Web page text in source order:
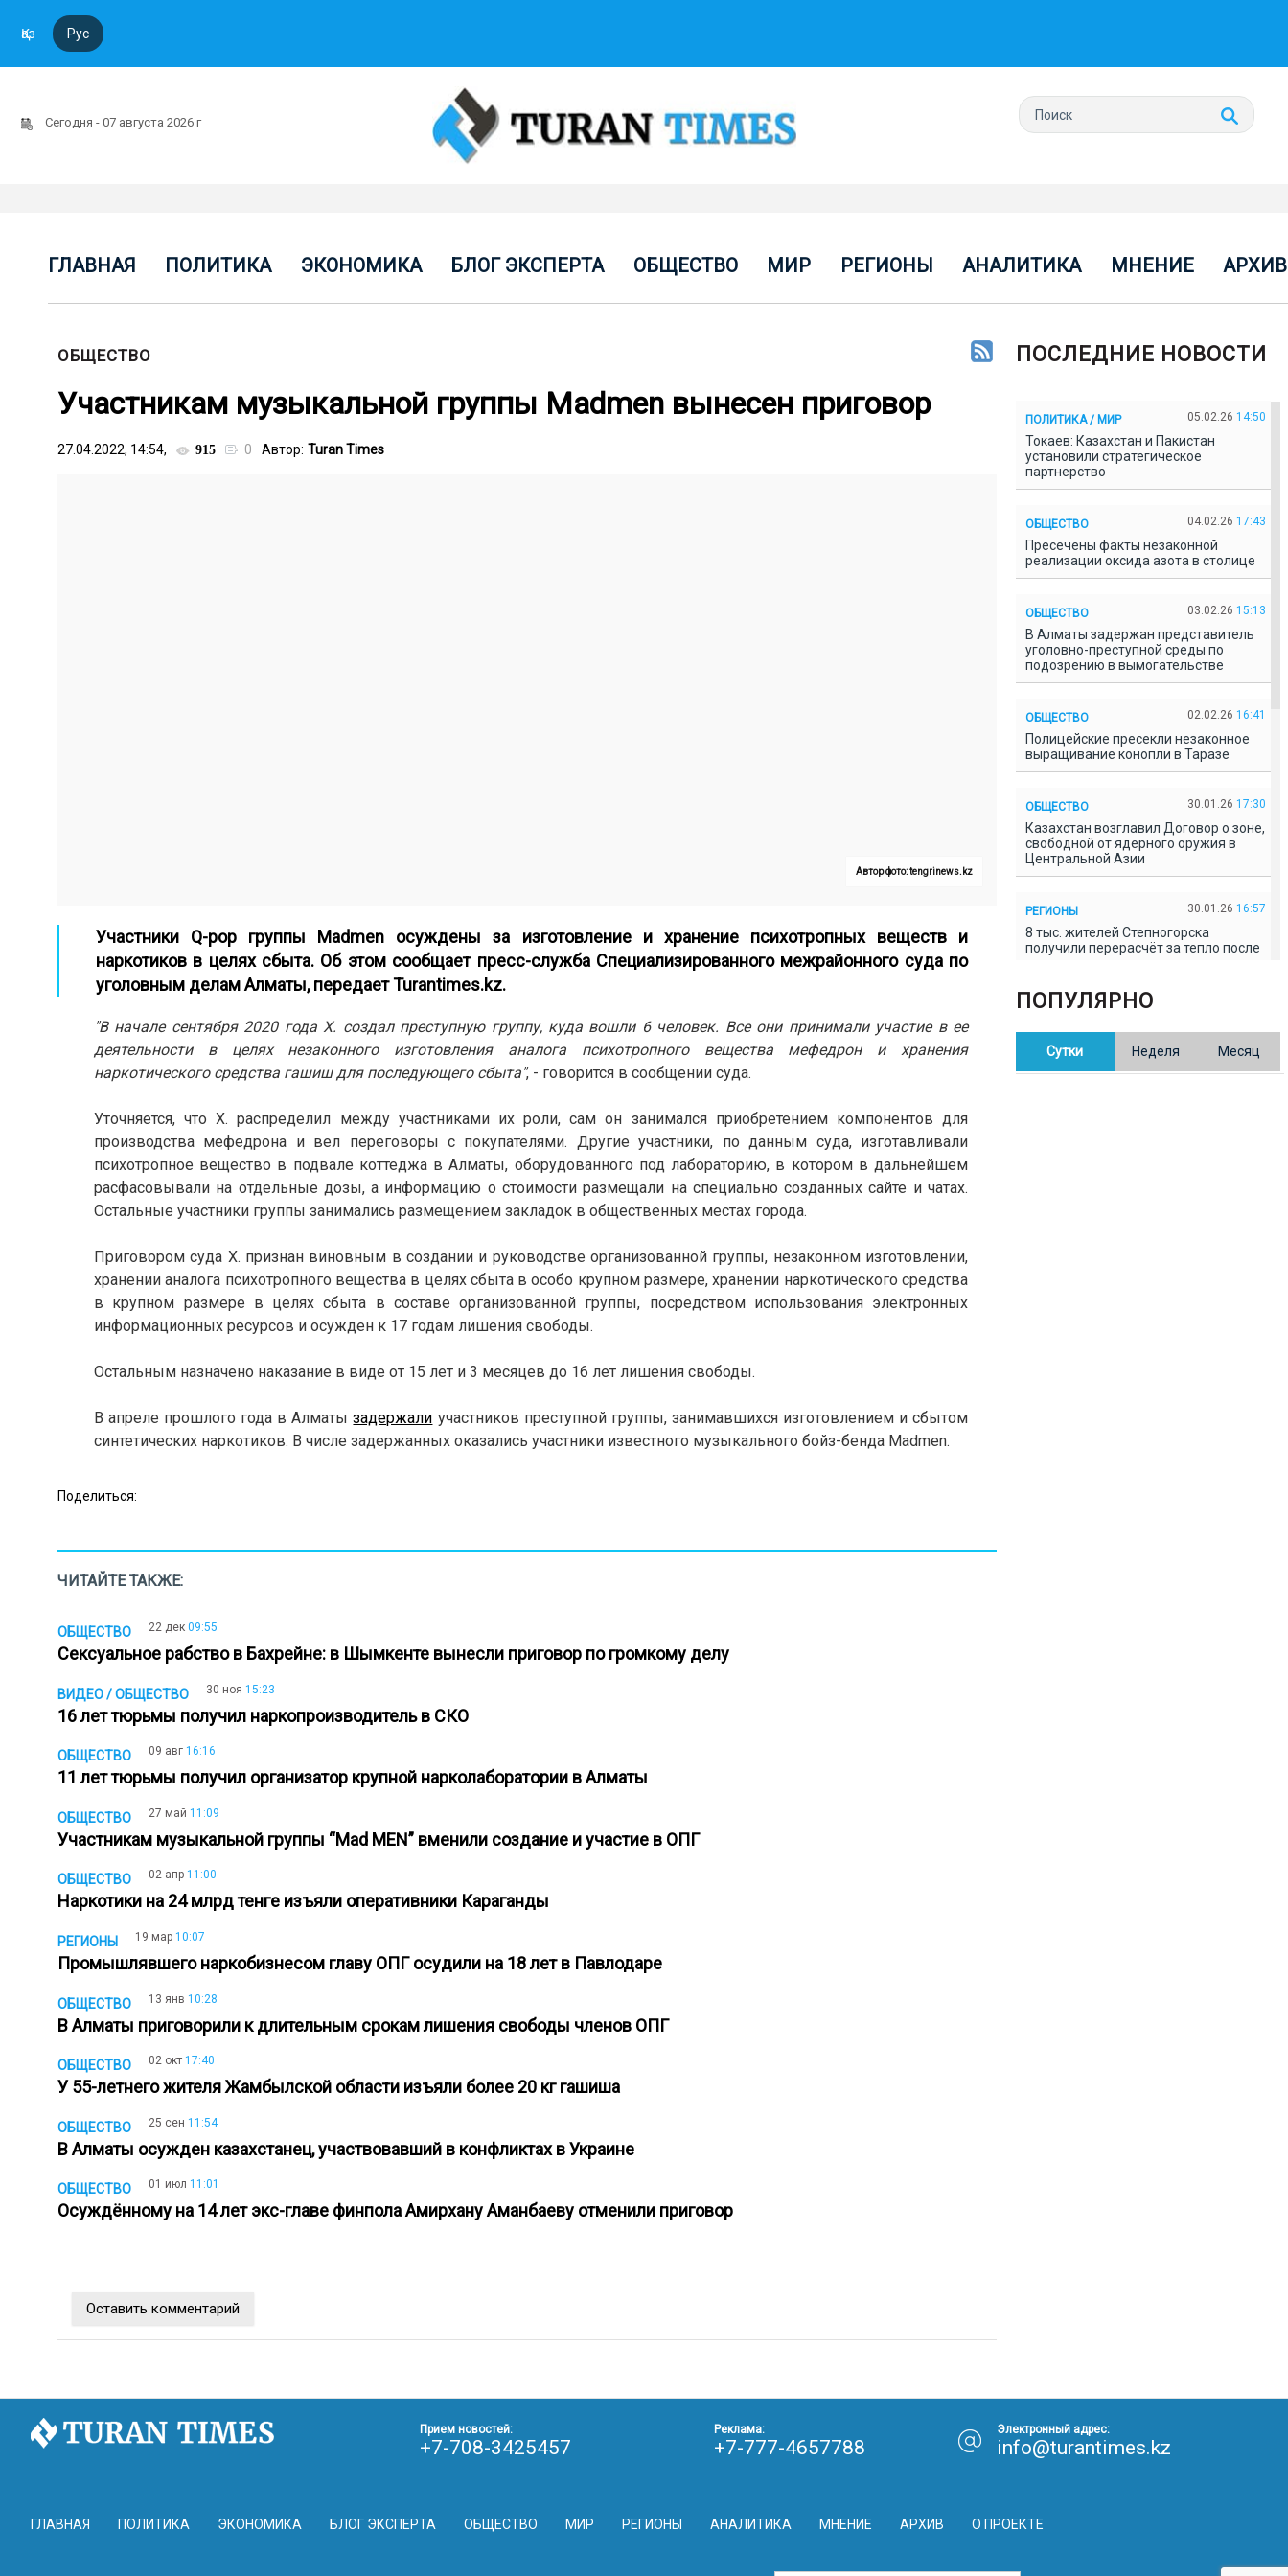
Қаз Рус
Сегодня - 07 августа 2026 г
ГЛАВНАЯ ПОЛИТИКА ЭКОНОМИКА БЛОГ ЭКСПЕРТА ОБЩЕСТВО МИР РЕГИОНЫ АНАЛИТИКА МНЕНИЕ АРХИВ
ОБЩЕСТВО
Участникам музыкальной группы Madmen вынесен приговор
27.04.2022, 14:54, 915 0 Автор: Turan Times
Автор фото: tengrinews.kz
Участники Q-pop группы Madmen осуждены за изготовление и хранение психотропных веществ и
наркотиков в целях сбыта. Об этом сообщает пресс-служба Специализированного межрайонного суда по
уголовным делам Алматы, передаетTurantimes.kz.
"В начале сентября 2020 года Х. создал преступную группу, куда вошли 6 человек. Все они принимали участие в ее
деятельности в целях незаконного изготовления аналога психотропного вещества мефедрон и хранения
наркотического средства гашиш для последующего сбыта", - говорится в сообщении суда.
Уточняется, чтоХ. распределил между участниками их роли, сам он занимался приобретением компонентов для
производства мефедрона и вел переговоры с покупателями. Другие участники, по данным суда, изготавливали
психотропное вещество в подвале коттеджа в Алматы, оборудованного под лабораторию, в котором в дальнейшем
расфасовывали на отдельные дозы, а информацию о стоимости размещали на специально созданных сайте и чатах.
Остальные участники группы занимались размещением закладок в общественных местах города.
Приговором суда Х. признан виновным в создании и руководстве организованной группы, незаконном изготовлении,
хранении аналога психотропного вещества в целях сбыта в особо крупном размере, хранении наркотического средства
в крупном размере в целях сбыта в составе организованной группы, посредством использования электронных
информационных ресурсов и осужден к 17 годам лишения свободы.
Остальным назначено наказание в виде от 15 лет и 3 месяцев до 16 лет лишения свободы.
В апреле прошлого года в Алматызадержали участников преступной группы, занимавшихся изготовлением и сбытом
синтетических наркотиков. В числе задержанных оказались участники известного музыкального бойз-бенда Madmen.
Поделиться:
ЧИТАЙТЕ ТАКЖЕ:
ОБЩЕСТВО 22 дек 09:55
Сексуальное рабство в Бахрейне: в Шымкенте вынесли приговор по громкому делу
ВИДЕО / ОБЩЕСТВО 30 ноя 15:23
16 лет тюрьмы получил наркопроизводитель в СКО
ОБЩЕСТВО 09 авг 16:16
11 лет тюрьмы получил организатор крупной нарколаборатории в Алматы
ОБЩЕСТВО 27 май 11:09
Участникам музыкальной группы “Mad MEN” вменили создание и участие в ОПГ
ОБЩЕСТВО 02 апр 11:00
Наркотики на 24 млрд тенге изъяли оперативники Караганды
РЕГИОНЫ 19 мар 10:07
Промышлявшего наркобизнесом главу ОПГ осудили на 18 лет в Павлодаре
ОБЩЕСТВО 13 янв 10:28
В Алматы приговорили к длительным срокам лишения свободы членов ОПГ
ОБЩЕСТВО 02 окт 17:40
У 55-летнего жителя Жамбылской области изъяли более 20 кг гашиша
ОБЩЕСТВО 25 сен 11:54
В Алматы осужден казахстанец, участвовавший в конфликтах в Украине
ОБЩЕСТВО 01 июл 11:01
Осуждённому на 14 лет экс-главе финпола Амирхану Аманбаеву отменили приговор
Оставить комментарий
ПОСЛЕДНИЕ НОВОСТИ
ПОЛИТИКА / МИР 05.02.26 14:50
Токаев: Казахстан и Пакистан
установили стратегическое
партнерство
ОБЩЕСТВО 04.02.26 17:43
Пресечены факты незаконной
реализации оксида азота в столице
ОБЩЕСТВО 03.02.26 15:13
В Алматы задержан представитель
уголовно-преступной среды по
подозрению в вымогательстве
ОБЩЕСТВО 02.02.26 16:41
Полицейские пресекли незаконное
выращивание конопли в Таразе
ОБЩЕСТВО 30.01.26 17:30
Казахстан возглавил Договор о зоне,
свободной от ядерного оружия в
Центральной Азии
РЕГИОНЫ 30.01.26 16:57
8 тыс. жителей Степногорска
получили перерасчёт за тепло после
В Казахстане готовят новую
редакцию Конституции: меняется
ПОПУЛЯРНО
Сутки Неделя Месяц
ГЛАВНАЯ ПОЛИТИКА ЭКОНОМИКА БЛОГ ЭКСПЕРТА ОБЩЕСТВО МИР РЕГИОНЫ АНАЛИТИКА МНЕНИЕ АРХИВ О ПРОЕКТЕ
Прием новостей:
+7-708-3425457
Реклама:
+7-777-4657788
Электронный адрес:
info@turantimes.kz